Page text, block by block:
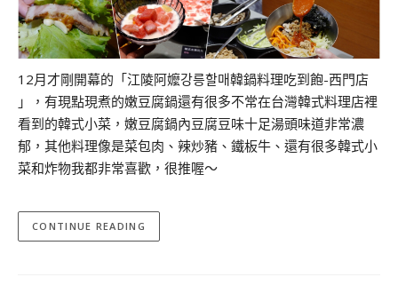
12月才剛開幕的「江陵阿嬤강릉할매韓鍋料理吃到飽-西門店
」，有現點現煮的嫩豆腐鍋還有很多不常在台灣韓式料理店裡
看到的韓式小菜，嫩豆腐鍋內豆腐豆味十足湯頭味道非常濃
郁，其他料理像是菜包肉、辣炒豬、鐵板牛、還有很多韓式小
菜和炸物我都非常喜歡，很推喔～
CONTINUE READING